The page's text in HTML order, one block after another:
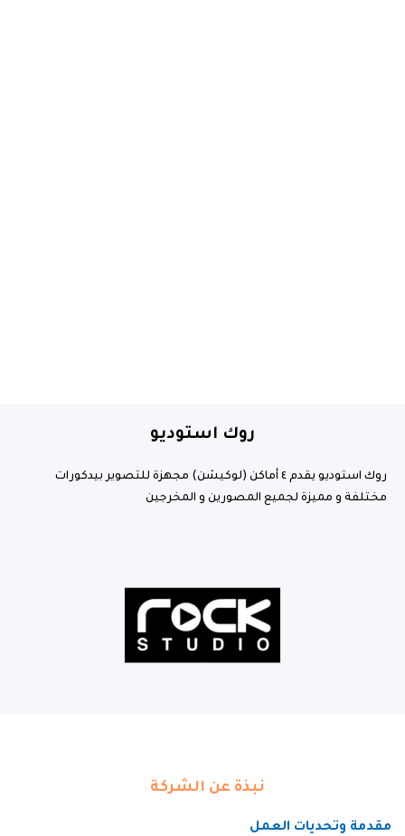
روك استوديو
روك استوديو يقدم ٤ أماكن (لوكيشن) مجهزة للتصوير بيدكورات
مختلفة و مميزة لجميع المصورين و المخرجين
نبذة عن الشركة
مقدمة وتحديات العمل